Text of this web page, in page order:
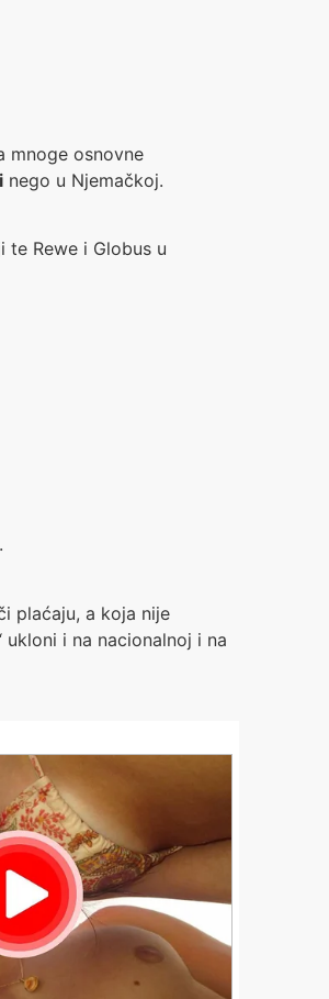
mnoge osnovne
nego u Njemačkoj.
te Rewe i Globus u
plaćaju, a koja nije
i na nacionalnoj i na